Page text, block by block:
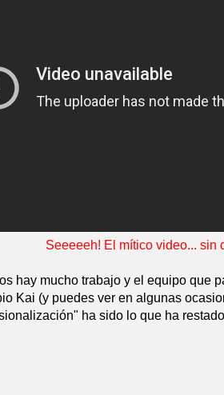
Seeeeeh! El mítico video... sin
hay mucho trabajo y el equipo que
Kai (y puedes ver en algunas
ha sido lo que ha